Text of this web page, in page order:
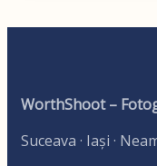
WorthShoot –
Suceava · Iași ·